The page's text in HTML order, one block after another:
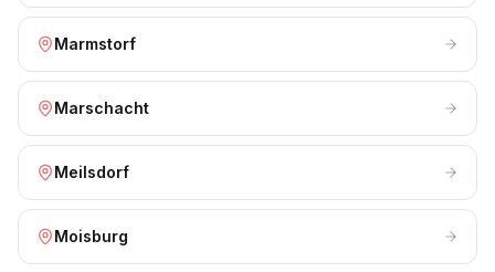
Marmstorf
Marschacht
Meilsdorf
Moisburg